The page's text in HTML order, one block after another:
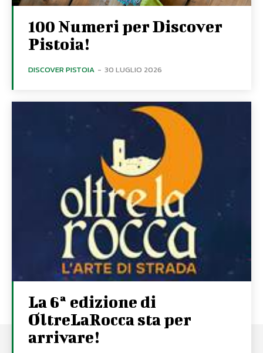
100 Numeri per Discover
Pistoia!
DISCOVER PISTOIA - 30 LUGLIO 2026
La 6ª edizione di
OltreLaRocca sta per
arrivare!